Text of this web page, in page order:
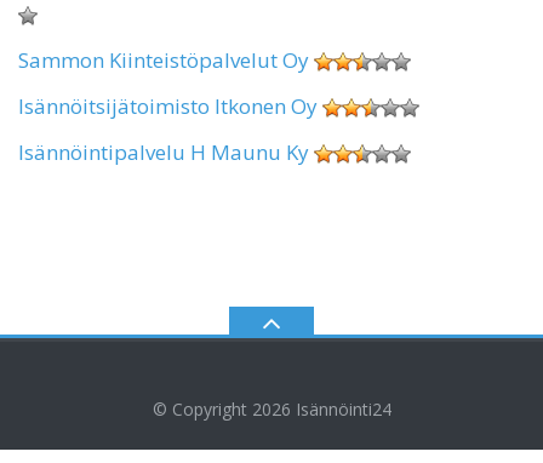
Sammon Kiinteistöpalvelut Oy
Isännöitsijätoimisto Itkonen Oy
Isännöintipalvelu H Maunu Ky
© Copyright 2026 Isännöinti24